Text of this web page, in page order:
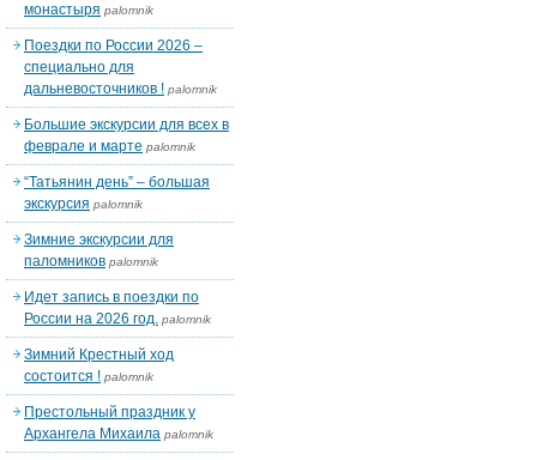
монастыря palomnik
Поездки по России 2026 –
специально для
дальневосточников ! palomnik
Большие экскурсии для всех в
феврале и марте palomnik
“Татьянин день” – большая
экскурсия palomnik
Зимние экскурсии для
паломников palomnik
Идет запись в поездки по
России на 2026 год. palomnik
Зимний Крестный ход
состоится ! palomnik
Престольный праздник у
Архангела Михаила palomnik